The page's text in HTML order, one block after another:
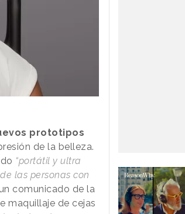
prototipos
de la belleza.
“portátil y ultra
las personas con
comunicado de la
maquillaje de cejas